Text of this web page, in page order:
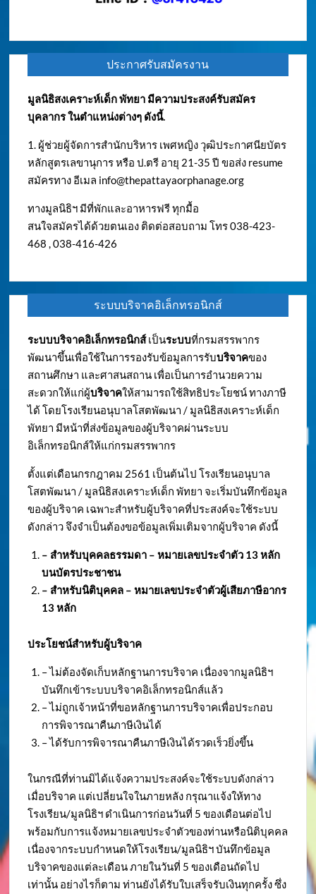
ประกาศรับสมัครงาน
มูลนิธิสงเคราะห์เด็ก พัทยา มีความประสงค์รับสมัคร
บุคลากร ในตำแหน่งต่างๆ ดังนี้.
1. ผู้ช่วยผู้จัดการสำนักบริหาร เพศหญิง วุฒิประกาศนียบัตร
หลักสูตรเลขานุการ หรือ ป.ตรี อายุ 21-35 ปี ขอส่ง resume
สมัครทาง อีเมล info@thepattayaorphanage.org
ทางมูลนิธิฯ มีที่พักและอาหารฟรี ทุกมื้อ
สนใจสมัครได้ด้วยตนเอง ติดต่อสอบถาม โทร 038-423-
468 , 038-416-426
ระบบบริจาคอิเล็กทรอนิกส์
ระบบบริจาคอิเล็กทรอนิกส์เป็นระบบที่กรมสรรพากร
พัฒนาขึ้นเพื่อใช้ในการรองรับข้อมูลการรับบริจาคของ
สถานศึกษา และศาสนสถาน เพื่อเป็นการอำนวยความ
สะดวกให้แก่ผู้บริจาคให้สามารถใช้สิทธิประโยชน์ ทางภาษี
ได้ โดยโรงเรียนอนุบาลโสตพัฒนา / มูลนิธิสงเคราะห์เด็ก
พัทยา มีหน้าที่ส่งข้อมูลของผู้บริจาคผ่านระบบ
อิเล็กทรอนิกส์ให้แก่กรมสรรพากร
ตั้งแต่เดือนกรกฎาคม 2561 เป็นต้นไป โรงเรียนอนุบาล
โสตพัฒนา / มูลนิธิสงเคราะห์เด็ก พัทยา จะเริ่มบันทึกข้อมูล
ของผู้บริจาค เฉพาะสำหรับผู้บริจาคที่ประสงค์จะใช้ระบบ
ดังกล่าว จึงจำเป็นต้องขอข้อมูลเพิ่มเติมจากผู้บริจาค ดังนี้
– สำหรับบุคคลธรรมดา – หมายเลขประจำตัว 13 หลัก
บนบัตรประชาชน
– สำหรับนิติบุคคล – หมายเลขประจำตัวผู้เสียภาษีอากร
13 หลัก
ประโยชน์สำหรับผู้บริจาค
– ไม่ต้องจัดเก็บหลักฐานการบริจาค เนื่องจากมูลนิธิฯ
บันทึกเข้าระบบบริจาคอิเล็กทรอนิกส์แล้ว
– ไม่ถูกเจ้าหน้าที่ขอหลักฐานการบริจาคเพื่อประกอบ
การพิจารณาคืนภาษีเงินได้
– ได้รับการพิจารณาคืนภาษีเงินได้รวดเร็วยิ่งขึ้น
ในกรณีที่ท่านมิได้แจ้งความประสงค์จะใช้ระบบดังกล่าว
เมื่อบริจาค แต่เปลี่ยนใจในภายหลัง กรุณาแจ้งให้ทาง
โรงเรียน/มูลนิธิฯ ดำเนินการก่อนวันที่ 5 ของเดือนต่อไป
พร้อมกับการแจ้งหมายเลขประจำตัวของท่านหรือนิติบุคคล
เนื่องจากระบบกำหนดให้โรงเรียน/มูลนิธิฯ บันทึกข้อมูล
บริจาคของแต่ละเดือน ภายในวันที่ 5 ของเดือนถัดไป
เท่านั้น อย่างไรก็ตาม ท่านยังได้รับใบเสร็จรับเงินทุกครั้ง ซึ่ง